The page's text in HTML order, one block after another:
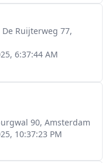
Ruijterweg 77,
6:37:44 AM
90, Amsterdam
10:37:23 PM